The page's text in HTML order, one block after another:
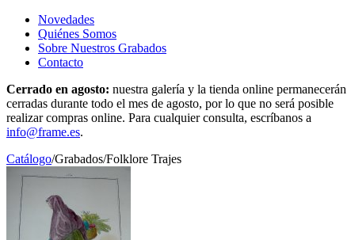
Novedades
Quiénes Somos
Sobre Nuestros Grabados
Contacto
Cerrado en agosto: nuestra galería y la tienda online permanecerán
cerradas durante todo el mes de agosto, por lo que no será posible
realizar compras online. Para cualquier consulta, escríbanos a
info@frame.es.
Catálogo/Grabados/Folklore Trajes